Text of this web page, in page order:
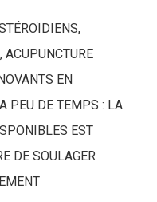
EN
PEU DE TEMPS : LA
EST
DE SOULAGER